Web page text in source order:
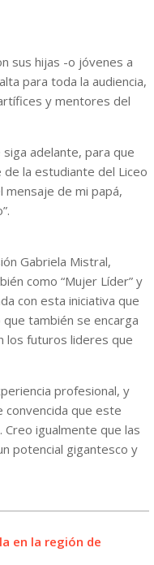
sus hijas -o jóvenes a
para toda la audiencia,
y mentores del
adelante, para que
de la estudiante del Liceo
mensaje de mi papá,
Gabriela Mistral,
como “Mujer Líder” y
con esta iniciativa que
también se encarga
los futuros lideres que
profesional, y
que este
igualmente que las
potencial gigantesco y
en la región de